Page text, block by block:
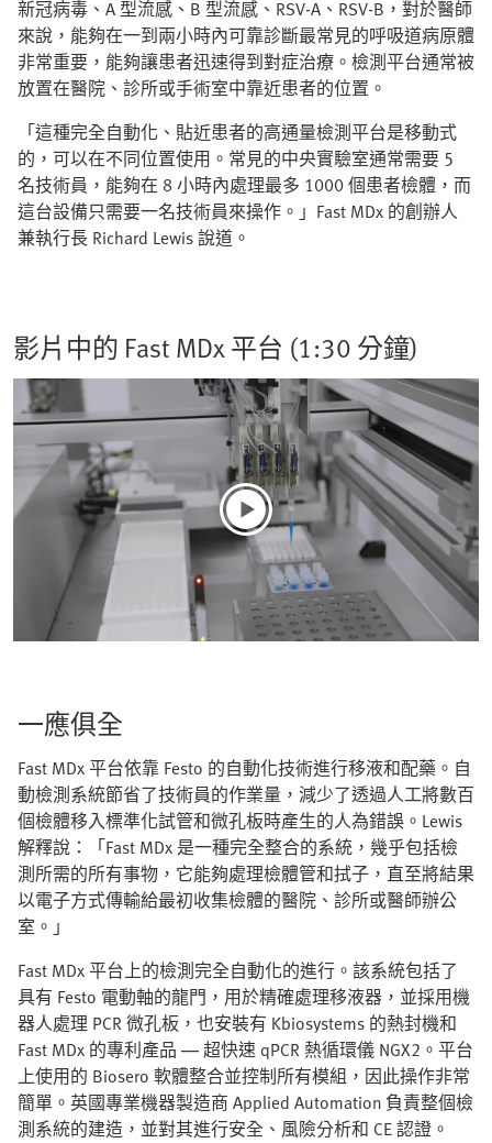
新冠病毒、A 型流感、B 型流感、RSV-A、RSV-B，對於醫師
來說，能夠在一到兩小時內可靠診斷最常見的呼吸道病原體
非常重要，能夠讓患者迅速得到對症治療。檢測平台通常被
放置在醫院、診所或手術室中靠近患者的位置。
「這種完全自動化、貼近患者的高通量檢測平台是移動式
的，可以在不同位置使用。常見的中央實驗室通常需要 5
名技術員，能夠在 8 小時內處理最多 1000 個患者檢體，而
這台設備只需要一名技術員來操作。」Fast MDx 的創辦人
兼執行長 Richard Lewis 說道。
影片中的 Fast MDx 平台 (1:30 分鐘)
一應俱全
Fast MDx 平台依靠 Festo 的自動化技術進行移液和配藥。自
動檢測系統節省了技術員的作業量，減少了透過人工將數百
個檢體移入標準化試管和微孔板時產生的人為錯誤。Lewis
解釋說：「Fast MDx 是一種完全整合的系統，幾乎包括檢
測所需的所有事物，它能夠處理檢體管和拭子，直至將結果
以電子方式傳輸給最初收集檢體的醫院、診所或醫師辦公
室。」
Fast MDx 平台上的檢測完全自動化的進行。該系統包括了
具有 Festo 電動軸的龍門，用於精確處理移液器，並採用機
器人處理 PCR 微孔板，也安裝有 Kbiosystems 的熱封機和
Fast MDx 的專利產品 — 超快速 qPCR 熱循環儀 NGX2。平台
上使用的 Biosero 軟體整合並控制所有模組，因此操作非常
簡單。英國專業機器製造商 Applied Automation 負責整個檢
測系統的建造，並對其進行安全、風險分析和 CE 認證。